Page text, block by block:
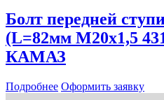
Болт передней
(L=82мм М20х1,5
КАМАЗ
Подробнее Оформить заявку